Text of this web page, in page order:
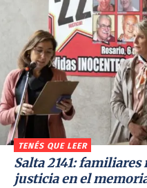
TENÉS QUE LEER
Salta 2141:
justicia en el